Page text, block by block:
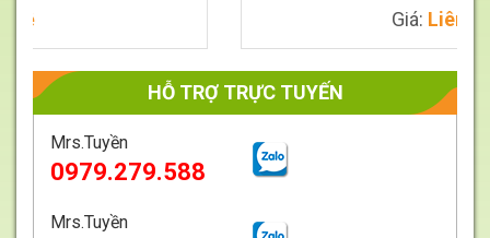
Liên hệ
hệ
HỖ TRỢ TRỰC TUYẾN
Mrs.Tuyền
0979.279.588
Mrs.Tuyền